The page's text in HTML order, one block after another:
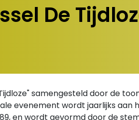
De
samengesteld door de
evenement wordt jaarlijks aan
en wordt gevormd door de